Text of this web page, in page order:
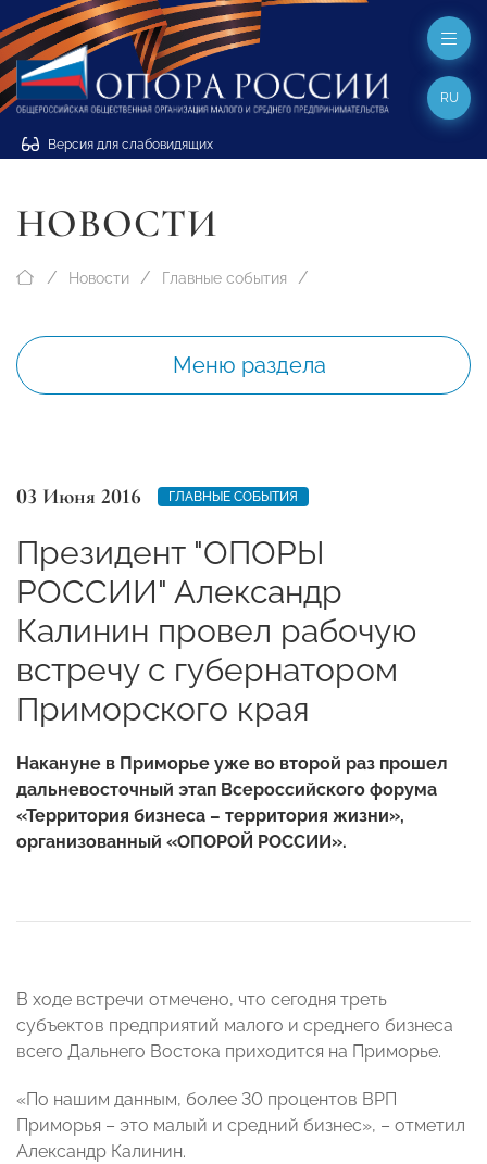
Версия для слабовидящих
RU
НОВОСТИ
Новости Главные события
Меню раздела
03 Июня 2016 ГЛАВНЫЕ СОБЫТИЯ
Президент "ОПОРЫ
РОССИИ" Александр
Калинин провел рабочую
встречу с губернатором
Приморского края
Накануне в Приморье уже во второй раз прошел
дальневосточный этап Всероссийского форума
«Территория бизнеса – территория жизни»,
организованный «ОПОРОЙ РОССИИ».
В ходе встречи отмечено, что сегодня треть
субъектов предприятий малого и среднего бизнеса
всего Дальнего Востока приходится на Приморье.
«По нашим данным, более 30 процентов ВРП
Приморья – это малый и средний бизнес», – отметил
Александр Калинин.